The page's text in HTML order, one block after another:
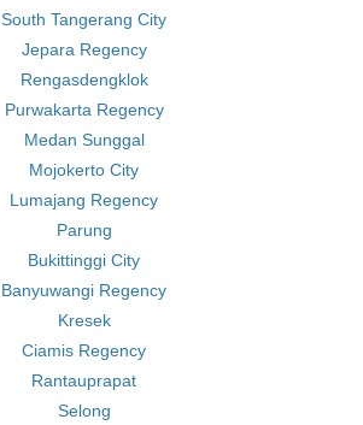
South Tangerang City
Jepara Regency
Rengasdengklok
Purwakarta Regency
Medan Sunggal
Mojokerto City
Lumajang Regency
Parung
Bukittinggi City
Banyuwangi Regency
Kresek
Ciamis Regency
Rantauprapat
Selong